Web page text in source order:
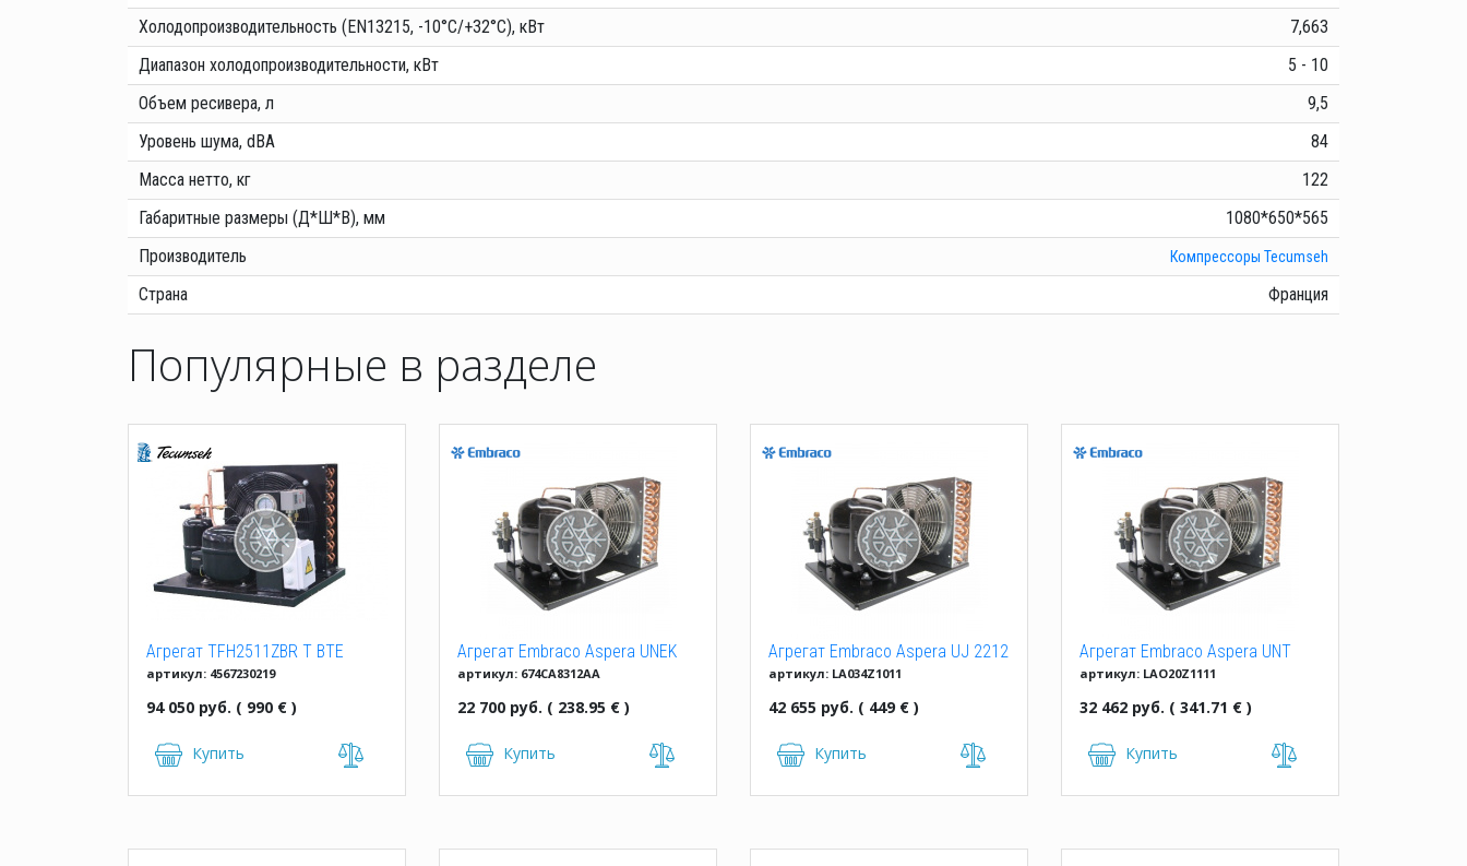
Холодопроизводительность (EN13215, -10°C/+32°C), кВт
7,663
Диапазон холодопроизводительности, кВт
5 - 10
Объем ресивера, л
9,5
Уровень шума, dBA
84
Масса нетто, кг
122
Габаритные размеры (Д*Ш*В), мм
1080*650*565
Производитель
Компрессоры Tecumseh
Страна Франция
Популярные в разделе
Агрегат TFH2511ZBR T BTE
R404a
артикул: 4567230219
94 050 руб. ( 990 € )
Купить
Агрегат Embraco Aspera UNEK
6210 GK
артикул: 674CA8312AA
22 700 руб. ( 238.95 € )
Купить
Агрегат Embraco Aspera UJ 2212
GKR
артикул: LA034Z1011
42 655 руб. ( 449 € )
Купить
Агрегат Embraco Aspera UNT
2180 GKR
артикул: LAO20Z1111
32 462 руб. ( 341.71 € )
Купить